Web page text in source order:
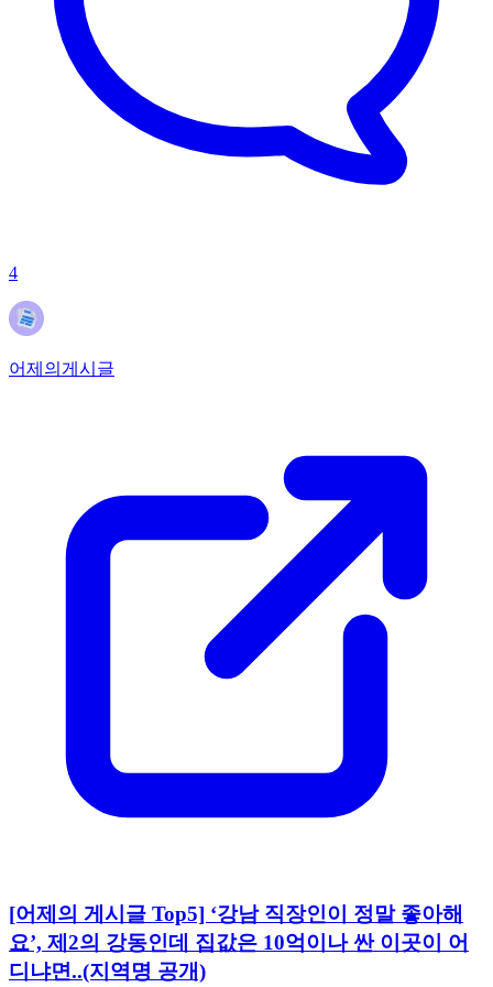
4
어제의게시글
[어제의 게시글 Top5] ‘강남 직장인이 정말 좋아해
요’, 제2의 강동인데 집값은 10억이나 싼 이곳이 어
디냐면..(지역명 공개)